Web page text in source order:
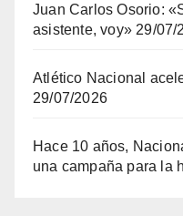
Juan Carlos Osorio:
asistente, voy» 29/07/
Atlético Nacional
29/07/2026
Hace 10 años,
una campaña para la